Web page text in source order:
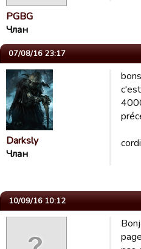
PGBG
Члан
07/08/16 23:17
Darksly
Члан
10/09/16 10:12